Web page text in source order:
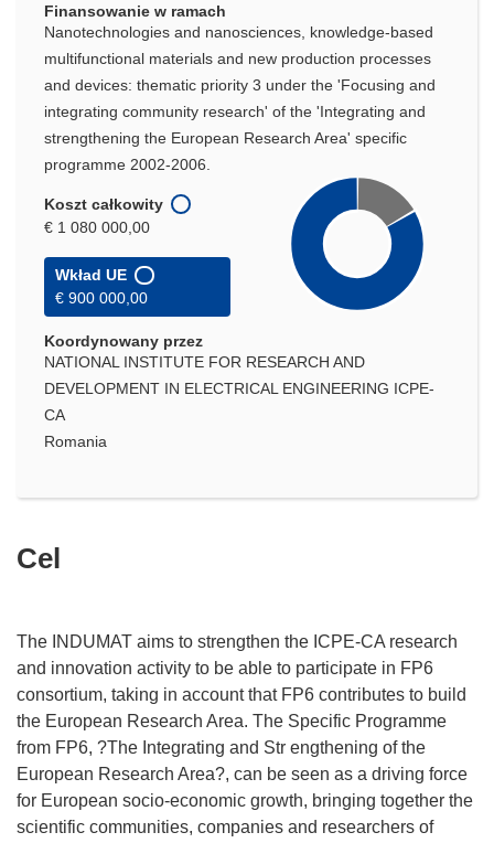
Finansowanie w ramach
Nanotechnologies and nanosciences, knowledge-based
multifunctional materials and new production processes
and devices: thematic priority 3 under the 'Focusing and
integrating community research' of the 'Integrating and
strengthening the European Research Area' specific
programme 2002-2006.
Koszt całkowity
€ 1 080 000,00
Wkład UE
€ 900 000,00
Koordynowany przez
NATIONAL INSTITUTE FOR RESEARCH AND
DEVELOPMENT IN ELECTRICAL ENGINEERING ICPE-
CA
Romania
Cel
The INDUMAT aims to strengthen the ICPE-CA research
and innovation activity to be able to participate in FP6
consortium, taking in account that FP6 contributes to build
the European Research Area. The Specific Programme
from FP6, ?The Integrating and Str engthening of the
European Research Area?, can be seen as a driving force
for European socio-economic growth, bringing together the
scientific communities, companies and researchers of